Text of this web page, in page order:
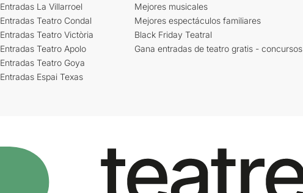
Entradas La Villarroel
Entradas Teatro Condal
Entradas Teatro Victòria
Entradas Teatro Apolo
Entradas Teatro Goya
Entradas Espai Texas
Mejores musicales
Mejores espectáculos familiares
Black Friday Teatral
Gana entradas de teatro gratis - concursos